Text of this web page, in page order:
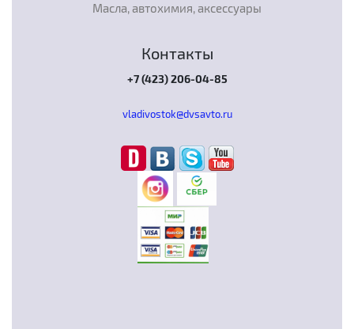
Масла, автохимия, аксессуары
Контакты
+7 (423) 206-04-85
vladivostok@dvsavto.ru